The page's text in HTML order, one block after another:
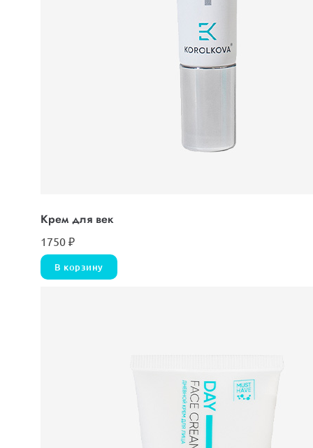
Крем для век
1750 ₽
В корзину